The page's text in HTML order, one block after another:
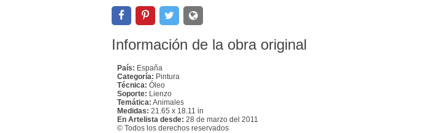
Información de la obra original
País: España
Categoría: Pintura
Técnica: Óleo
Soporte: Lienzo
Temática: Animales
Medidas: 21.65 x 18.11 in
En Artelista desde: 28 de marzo del 2011
© Todos los derechos reservados